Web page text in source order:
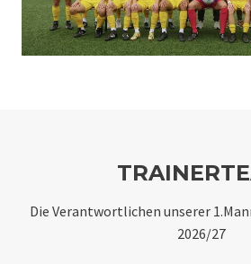
Die Verantwortlichen unserer
2026/27